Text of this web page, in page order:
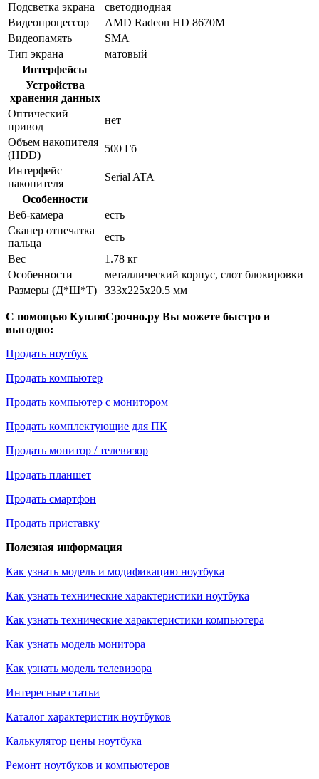
Подсветка экрана
светодиодная
Видеопроцессор
AMD Radeon HD 8670M
Видеопамять
SMA
Тип экрана
матовый
Интерфейсы
Устройства
хранения данных
Оптический
привод
нет
Объем накопителя
(HDD)
500 Гб
Интерфейс
накопителя
Serial ATA
Особенности
Веб-камера
есть
Сканер отпечатка
пальца
есть
Вес
1.78 кг
Особенности
металлический корпус, слот блокировки
Размеры (Д*Ш*Т)
333x225x20.5 мм
С помощью КуплюСрочно.ру Вы можете быстро и
выгодно:
Продать ноутбук
Продать компьютер
Продать компьютер с монитором
Продать комплектующие для ПК
Продать монитор / телевизор
Продать планшет
Продать смартфон
Продать приставку
Полезная информация
Как узнать модель и модификацию ноутбука
Как узнать технические характеристики ноутбука
Как узнать технические характеристики компьютера
Как узнать модель монитора
Как узнать модель телевизора
Интересные статьи
Каталог характеристик ноутбуков
Калькулятор цены ноутбука
Ремонт ноутбуков и компьютеров